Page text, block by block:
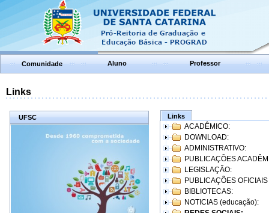
Comunidade Aluno Professor
Links
UFSC Links
ACADÊMICO:
DOWNLOAD:
ADMINISTRATIVO:
PUBLICAÇÕES
LEGISLAÇÃO:
PUBLICAÇÕES
BIBLIOTECAS:
NOTICIAS (educação):